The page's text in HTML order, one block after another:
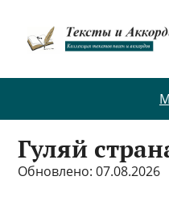
Гуляй
Обновлено: 07.08.2026